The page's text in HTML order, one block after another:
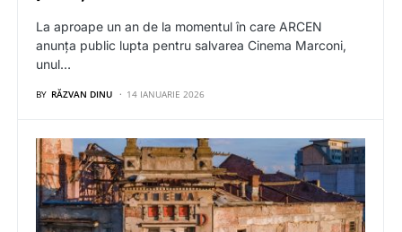
La aproape un an de la momentul în care ARCEN
anunța public lupta pentru salvarea Cinema Marconi,
unul…
BY RĂZVAN DINU 14 IANUARIE 2026